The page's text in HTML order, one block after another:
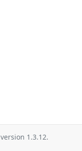
version 1.3.12.